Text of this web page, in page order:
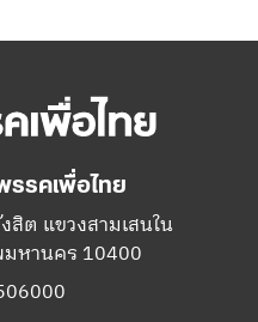
หานคร 10400
Twitter YouTube
พรรค